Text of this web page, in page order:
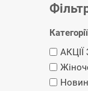
Категорії